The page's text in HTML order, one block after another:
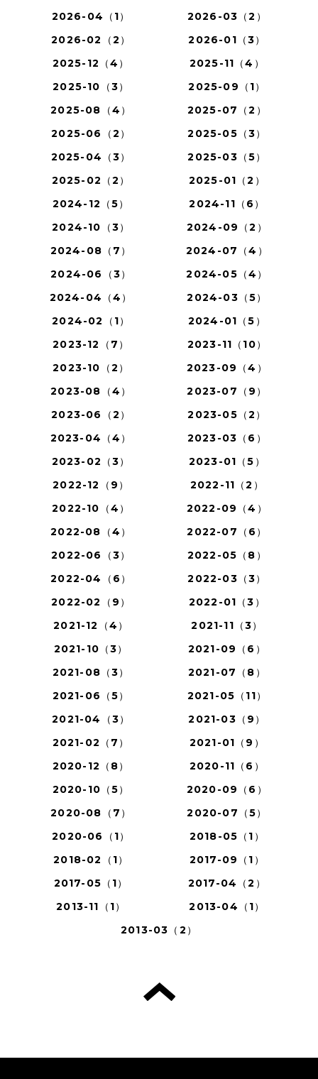
2026-04（1）
2026-03（2）
2026-02（2）
2026-01（3）
2025-12（4）
2025-11（4）
2025-10（3）
2025-09（1）
2025-08（4）
2025-07（2）
2025-06（2）
2025-05（3）
2025-04（3）
2025-03（5）
2025-02（2）
2025-01（2）
2024-12（5）
2024-11（6）
2024-10（3）
2024-09（2）
2024-08（7）
2024-07（4）
2024-06（3）
2024-05（4）
2024-04（4）
2024-03（5）
2024-02（1）
2024-01（5）
2023-12（7）
2023-11（10）
2023-10（2）
2023-09（4）
2023-08（4）
2023-07（9）
2023-06（2）
2023-05（2）
2023-04（4）
2023-03（6）
2023-02（3）
2023-01（5）
2022-12（9）
2022-11（2）
2022-10（4）
2022-09（4）
2022-08（4）
2022-07（6）
2022-06（3）
2022-05（8）
2022-04（6）
2022-03（3）
2022-02（9）
2022-01（3）
2021-12（4）
2021-11（3）
2021-10（3）
2021-09（6）
2021-08（3）
2021-07（8）
2021-06（5）
2021-05（11）
2021-04（3）
2021-03（9）
2021-02（7）
2021-01（9）
2020-12（8）
2020-11（6）
2020-10（5）
2020-09（6）
2020-08（7）
2020-07（5）
2020-06（1）
2018-05（1）
2018-02（1）
2017-09（1）
2017-05（1）
2017-04（2）
2013-11（1）
2013-04（1）
2013-03（2）